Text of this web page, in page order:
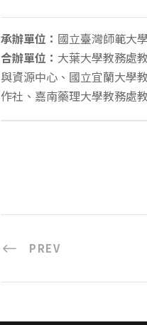
承辦單位： 國立臺灣師範大
合辦單位： 大葉大學教務處
與資源中心、國立宜蘭大學
作社、嘉南藥理大學教務處
PREV